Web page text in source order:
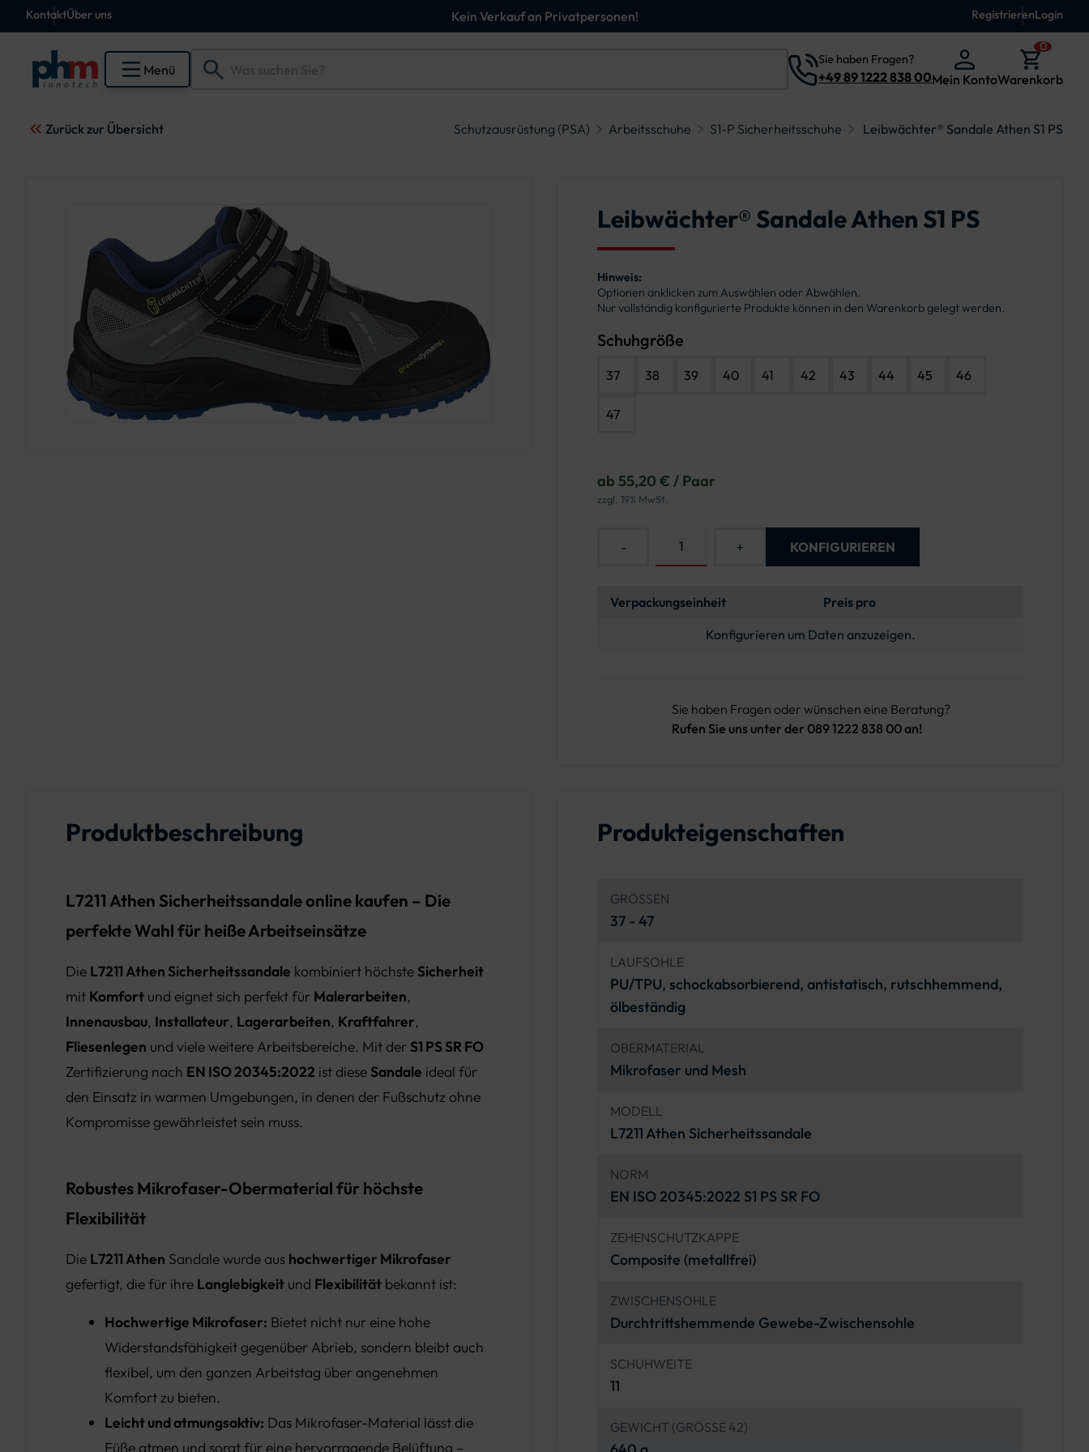
KontaktÜber uns Kein Verkauf an Privatpersonen! RegistrierenLogin
Menü
Sie haben Fragen?
+49 89 1222 838 00Mein Konto
0
Warenkorb
Zurück zur Übersicht Schutzausrüstung (PSA) Arbeitsschuhe S1-P Sicherheitsschuhe Leibwächter® Sandale Athen S1 PS
Leibwächter® Sandale Athen S1 PS
Hinweis:
Optionen anklicken zum Auswählen oder Abwählen.
Nur vollständig konfigurierte Produkte können in den Warenkorb gelegt werden.
Schuhgröße
37 38 39 40 41 42 43 44 45 46
47
ab 55,20 € / Paar
zzgl. 19% MwSt.
- + KONFIGURIEREN
Verpackungseinheit
Preis pro
Konfigurieren um Daten anzuzeigen.
Sie haben Fragen oder wünschen eine Beratung?
Rufen Sie uns unter der 089 1222 838 00 an!
Produktbeschreibung
L7211 Athen Sicherheitssandale online kaufen – Die
perfekte Wahl für heiße Arbeitseinsätze
Die L7211 Athen Sicherheitssandale kombiniert höchste Sicherheit
mit Komfort und eignet sich perfekt für Malerarbeiten,
Innenausbau, Installateur, Lagerarbeiten, Kraftfahrer,
Fliesenlegen und viele weitere Arbeitsbereiche. Mit der S1 PS SR FO
Zertifizierung nach EN ISO 20345:2022 ist diese Sandale ideal für
den Einsatz in warmen Umgebungen, in denen der Fußschutz ohne
Kompromisse gewährleistet sein muss.
Robustes Mikrofaser-Obermaterial für höchste
Flexibilität
Die L7211 Athen Sandale wurde aus hochwertiger Mikrofaser
gefertigt, die für ihre Langlebigkeit und Flexibilität bekannt ist:
Hochwertige Mikrofaser: Bietet nicht nur eine hohe
Widerstandsfähigkeit gegenüber Abrieb, sondern bleibt auch
flexibel, um den ganzen Arbeitstag über angenehmen
Komfort zu bieten.
Leicht und atmungsaktiv: Das Mikrofaser-Material lässt die
Füße atmen und sorgt für eine hervorragende Belüftung –
Produkteigenschaften
GRÖSSEN
37 - 47
LAUFSOHLE
PU/TPU, schockabsorbierend, antistatisch, rutschhemmend,
ölbeständig
OBERMATERIAL
Mikrofaser und Mesh
MODELL
L7211 Athen Sicherheitssandale
NORM
EN ISO 20345:2022 S1 PS SR FO
ZEHENSCHUTZKAPPE
Composite (metallfrei)
ZWISCHENSOHLE
Durchtrittshemmende Gewebe-Zwischensohle
SCHUHWEITE
11
GEWICHT (GRÖSSE 42)